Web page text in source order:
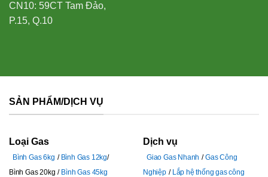
CN10: 59CT Tam Đảo,
P.15, Q.10
SẢN PHẨM/DỊCH VỤ
Loại Gas
Bình Gas 6kg
Bình Gas 12kg
Bình Gas 20kg
Bình Gas 45kg
Dịch vụ
Giao Gas Nhanh
Gas Công
Nghiệp
Lắp hệ thống gas công